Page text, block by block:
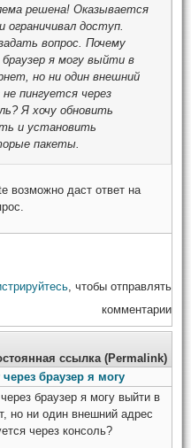
решена! Оказывается
ограничивал доступ.
вопрос. Почему
браузер я могу выйти в
но ни один внешний
не пингуется через
Я хочу обновить
и установить
пакеты.
возможно даст ответ на
, чтобы отправлять
комментарии
ссылка (Permalink)
браузер я могу
браузер я могу выйти в
но ни один внешний адрес
через консоль?